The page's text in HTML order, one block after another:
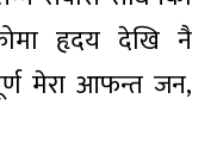
हृदय देखि नै
मेरा आफन्त जन,